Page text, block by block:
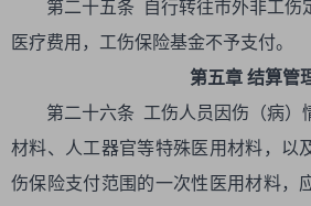
第二十五条 自行转往市外非工伤
医疗费用，工伤保险基金不予支付。
第五章 结算管
第二十六条 工伤人员因伤（病）
材料、人工器官等特殊医用材料，以
伤保险支付范围的一次性医用材料，